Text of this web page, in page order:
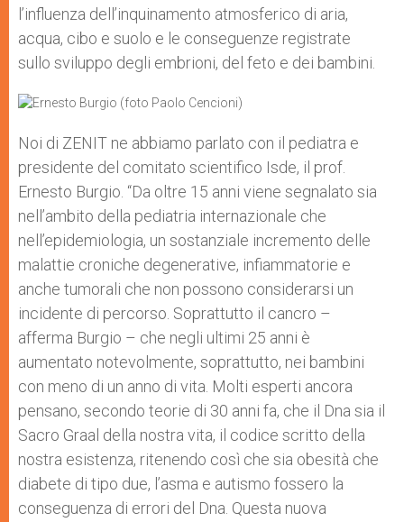
l’influenza dell’inquinamento atmosferico di aria,
acqua, cibo e suolo e le conseguenze registrate
sullo sviluppo degli embrioni, del feto e dei bambini.
Noi di ZENIT ne abbiamo parlato con il pediatra e
presidente del comitato scientifico Isde, il prof.
Ernesto Burgio. “Da oltre 15 anni viene segnalato sia
nell’ambito della pediatria internazionale che
nell’epidemiologia, un sostanziale incremento delle
malattie croniche degenerative, infiammatorie e
anche tumorali che non possono considerarsi un
incidente di percorso. Soprattutto il cancro –
afferma Burgio – che negli ultimi 25 anni è
aumentato notevolmente, soprattutto, nei bambini
con meno di un anno di vita. Molti esperti ancora
pensano, secondo teorie di 30 anni fa, che il Dna sia il
Sacro Graal della nostra vita, il codice scritto della
nostra esistenza, ritenendo così che sia obesità che
diabete di tipo due, l’asma e autismo fossero la
conseguenza di errori del Dna. Questa nuova